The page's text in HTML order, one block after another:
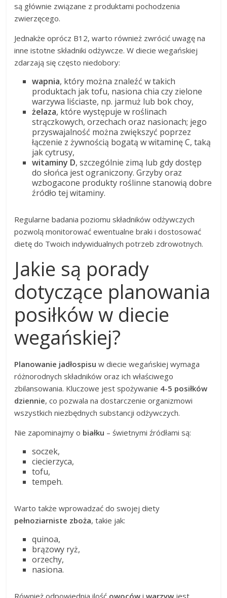
są głównie związane z produktami pochodzenia
zwierzęcego.
Jednakże oprócz B12, warto również zwrócić uwagę na
inne istotne składniki odżywcze. W diecie wegańskiej
zdarzają się często niedobory:
wapnia, który można znaleźć w takich
produktach jak tofu, nasiona chia czy zielone
warzywa liściaste, np. jarmuż lub bok choy,
żelaza, które występuje w roślinach
strączkowych, orzechach oraz nasionach; jego
przyswajalność można zwiększyć poprzez
łączenie z żywnością bogatą w witaminę C, taką
jak cytrusy,
witaminy D, szczególnie zimą lub gdy dostęp
do słońca jest ograniczony. Grzyby oraz
wzbogacone produkty roślinne stanowią dobre
źródło tej witaminy.
Regularne badania poziomu składników odżywczych
pozwolą monitorować ewentualne braki i dostosować
dietę do Twoich indywidualnych potrzeb zdrowotnych.
Jakie są porady
dotyczące planowania
posiłków w diecie
wegańskiej?
Planowanie jadłospisu w diecie wegańskiej wymaga
różnorodnych składników oraz ich właściwego
zbilansowania. Kluczowe jest spożywanie 4-5 posiłków
dziennie, co pozwala na dostarczenie organizmowi
wszystkich niezbędnych substancji odżywczych.
Nie zapominajmy o białku – świetnymi źródłami są:
soczek,
ciecierzyca,
tofu,
tempeh.
Warto także wprowadzać do swojej diety
pełnoziarniste zboża, takie jak:
quinoa,
brązowy ryż,
orzechy,
nasiona.
Również odpowiednia ilość owoców iwarzyw jest